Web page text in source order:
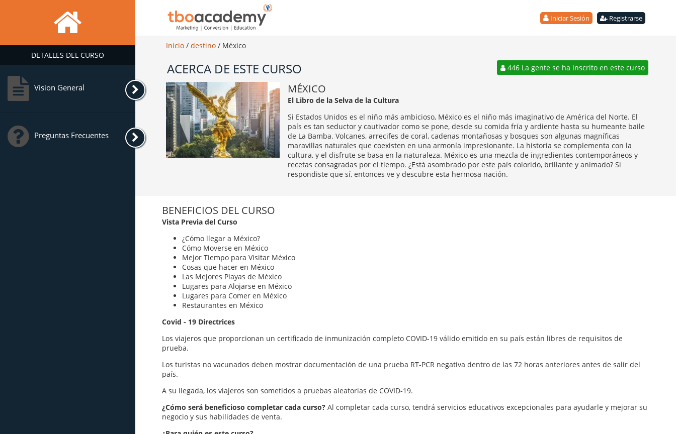
DETALLES DEL CURSO
Vision General
Preguntas Frecuentes
Iniciar Sesión Registrarse
Inicio / destino / México
ACERCA DE ESTE CURSO 446 La gente se ha inscrito en este curso
MÉXICO
El Libro de la Selva de la Cultura
Si Estados Unidos es el niño más ambicioso, México es el niño más imaginativo de América del Norte. El
país es tan seductor y cautivador como se pone, desde su comida fría y ardiente hasta su humeante baile
de La Bamba. Volcanes, arrecifes de coral, cadenas montañosas y bosques son algunas magníficas
maravillas naturales que coexisten en una armonía impresionante. La historia se complementa con la
cultura, y el disfrute se basa en la naturaleza. México es una mezcla de ingredientes contemporáneos y
recetas consagradas por el tiempo. ¿Está asombrado por este país colorido, brillante y animado? Si
respondiste que sí, entonces ve y descubre esta hermosa nación.
BENEFICIOS DEL CURSO
Vista Previa del Curso
¿Cómo llegar a México?
Cómo Moverse en México
Mejor Tiempo para Visitar México
Cosas que hacer en México
Las Mejores Playas de México
Lugares para Alojarse en México
Lugares para Comer en México
Restaurantes en México
Covid - 19 Directrices
Los viajeros que proporcionan un certificado de inmunización completo COVID-19 válido emitido en su país están libres de requisitos de
prueba.
Los turistas no vacunados deben mostrar documentación de una prueba RT-PCR negativa dentro de las 72 horas anteriores antes de salir del
país.
A su llegada, los viajeros son sometidos a pruebas aleatorias de COVID-19.
¿Cómo será beneficioso completar cada curso?Al completar cada curso, tendrá servicios educativos excepcionales para ayudarle y mejorar su
negocio y sus habilidades de venta.